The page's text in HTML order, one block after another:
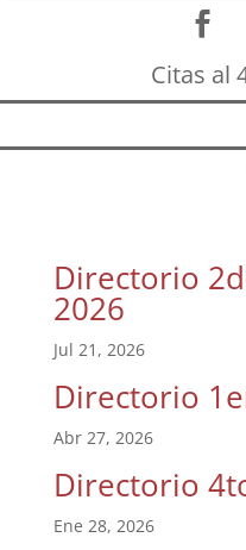
Citas al
Directorio
2026
Jul 21, 2026
Directorio
Abr 27, 2026
Directorio
Ene 28, 2026